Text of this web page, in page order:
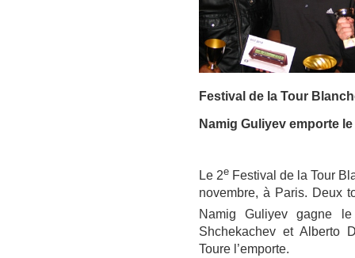
Festival de la Tour
Namig Guliyev emporte le
Le 2eFestival de la Tour
novembre, à Paris. Deux
Namig Guliyev gagne
Shchekachev et Alberto
Toure l’emporte.